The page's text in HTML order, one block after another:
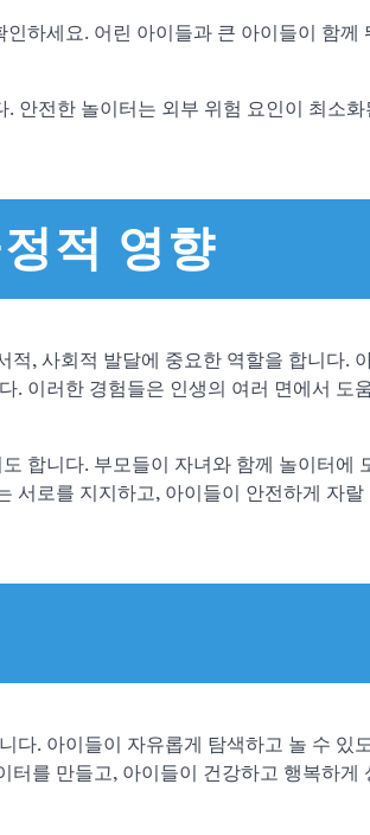
하세요. 어린 아이들과 큰 아이들이 함께
안전한 놀이터는 외부 위험 요인이 최소
적 영향
, 사회적 발달에 중요한 역할을 합니다.
이러한 경험들은 인생의 여러 면에서 도
합니다. 부모들이 자녀와 함께 놀이터에
서로를 지지하고, 아이들이 안전하게 자랄
다. 아이들이 자유롭게 탐색하고 놀 수 있
를 만들고, 아이들이 건강하고 행복하게